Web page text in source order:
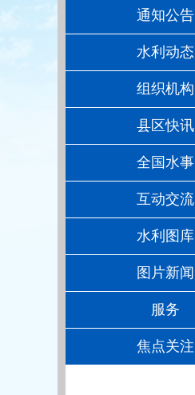
通知公告
水利动态
组织机构
县区快讯
全国水事
互动交流
水利图库
图片新闻
服务
焦点关注